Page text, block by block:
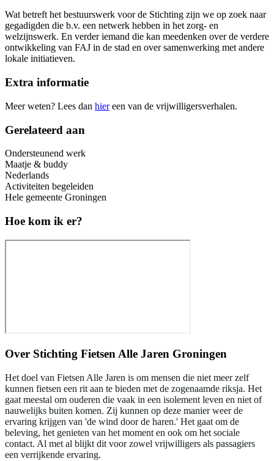
Wat betreft het bestuurswerk voor de Stichting zijn we op zoek naar
gegadigden die b.v. een netwerk hebben in het zorg- en
welzijnswerk. En verder iemand die kan meedenken over de verdere
ontwikkeling van FAJ in de stad en over samenwerking met andere
lokale initiatieven.
Extra informatie
Meer weten? Lees dan hiereen van de vrijwilligersverhalen.
Gerelateerd aan
Ondersteunend werk
Maatje & buddy
Nederlands
Activiteiten begeleiden
Hele gemeente Groningen
Hoe kom ik er?
Over Stichting Fietsen Alle Jaren Groningen
Het doel van Fietsen Alle Jaren is om mensen die niet meer zelf
kunnen fietsen een rit aan te bieden met de zogenaamde riksja. Het
gaat meestal om ouderen die vaak in een isolement leven en niet of
nauwelijks buiten komen. Zij kunnen op deze manier weer de
ervaring krijgen van 'de wind door de haren.' Het gaat om de
beleving, het genieten van het moment en ook om het sociale
contact. Al met al blijkt dit voor zowel vrijwilligers als passagiers
een verrijkende ervaring.